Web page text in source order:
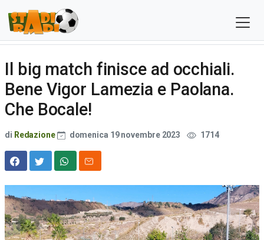
Il big match finisce ad occhiali.
Bene Vigor Lamezia e Paolana.
Che Bocale!
di Redazione domenica 19 novembre 2023 1714